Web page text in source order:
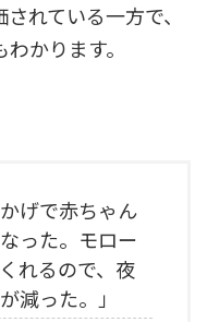
れている一方で、
かります。
げで赤ちゃん
った。モロー
れるので、夜
減った。」